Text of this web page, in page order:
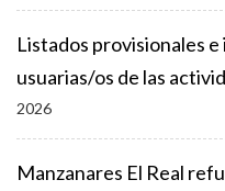
Listados provisionales
usuarias/os de las
2026
Manzanares El Real